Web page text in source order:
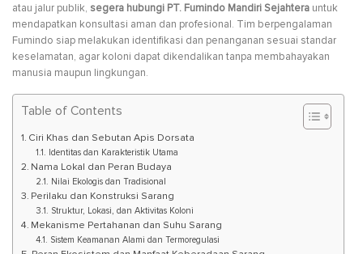
atau jalur publik, segera hubungi PT. Fumindo Mandiri Sejahtera untuk
mendapatkan konsultasi aman dan profesional. Tim berpengalaman
Fumindo siap melakukan identifikasi dan penanganan sesuai standar
keselamatan, agar koloni dapat dikendalikan tanpa membahayakan
manusia maupun lingkungan.
Table of Contents
Ciri Khas dan Sebutan Apis Dorsata
Identitas dan Karakteristik Utama
Nama Lokal dan Peran Budaya
Nilai Ekologis dan Tradisional
Perilaku dan Konstruksi Sarang
Struktur, Lokasi, dan Aktivitas Koloni
Mekanisme Pertahanan dan Suhu Sarang
Sistem Keamanan Alami dan Termoregulasi